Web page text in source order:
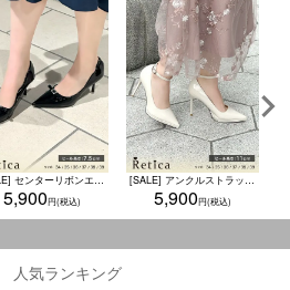
[SALE] センターリボンエナメルポインテッドトゥパンプス(ブラック)
5,900
[SALE] アンクルストラップ付きポインテッドトゥパンプス(オフホワイト)
5,900
人気ランキング